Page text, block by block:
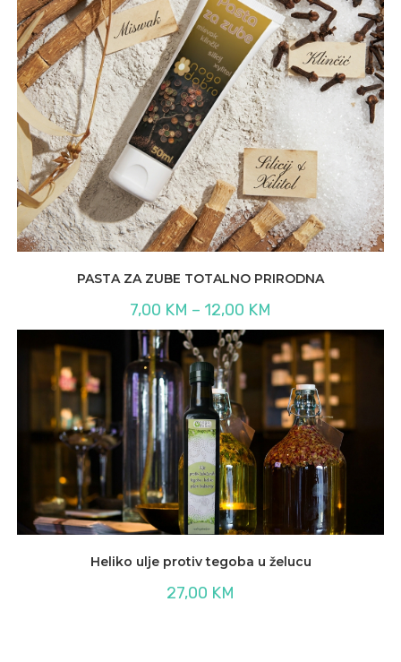
PASTA ZA ZUBE TOTALNO PRIRODNA
7,00 KM – 12,00 KM
od
7,00 KM
do
12,00 KM
Heliko ulje protiv tegoba u želucu
27,00 KM